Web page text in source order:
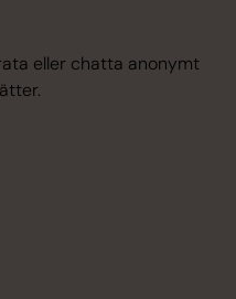
eller chatta anonymt